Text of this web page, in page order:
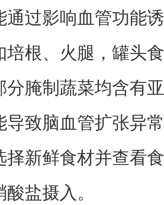
过影响血管功能诱
培根、火腿，罐头
分腌制蔬菜均含有
导致脑血管扩张异
择新鲜食材并查看
盐摄入。